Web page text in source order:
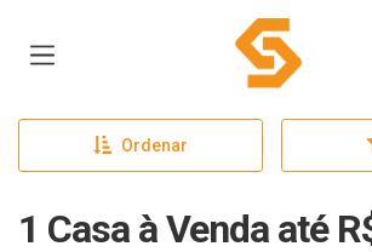
Página inicial
Ordenar
1 Casa à Venda até